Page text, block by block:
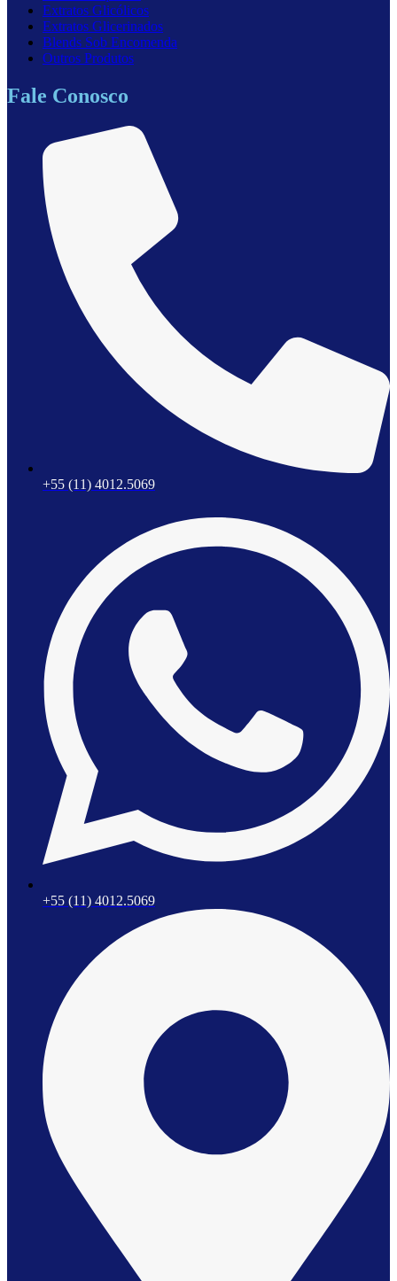
Extratos Glicólicos
Extratos Glicerinados
Blends Sob Encomenda
Outros Produtos
Fale Conosco
+55 (11) 4012.5069
+55 (11) 4012.5069